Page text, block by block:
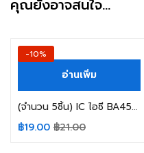
คุณยังอาจสนใจ…
-10%
อ่านเพิ่ม
(จำนวน 5ชิ้น) IC ไอซี BA4560F-E2 SOP-8 ROHM BA4560F 4560
฿19.00 ฿21.00